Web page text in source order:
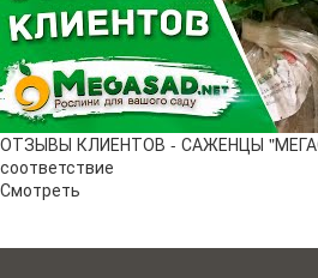
ОТЗЫВЫ КЛИЕНТОВ - САЖЕНЦЫ
соответствие
Смотреть